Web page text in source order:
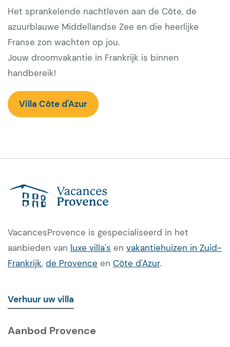
Het sprankelende nachtleven aan de Côte, de
azuurblauwe Middellandse Zee en die heerlijke
Franse zon wachten op jou.
Jouw droomvakantie in Frankrijk is binnen
handbereik!
Villa Côte d'Azur
VacancesProvence is gespecialiseerd in het
aanbieden van luxe villa's en vakantiehuizen in Zuid-
Frankrijk, de Provence en Côte d'Azur.
Verhuur uw villa
Aanbod Provence